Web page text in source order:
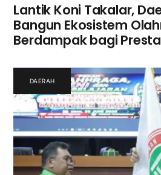
Lantik Koni Takalar,
Bangun Ekosistem
Berdampak bagi
DAERAH